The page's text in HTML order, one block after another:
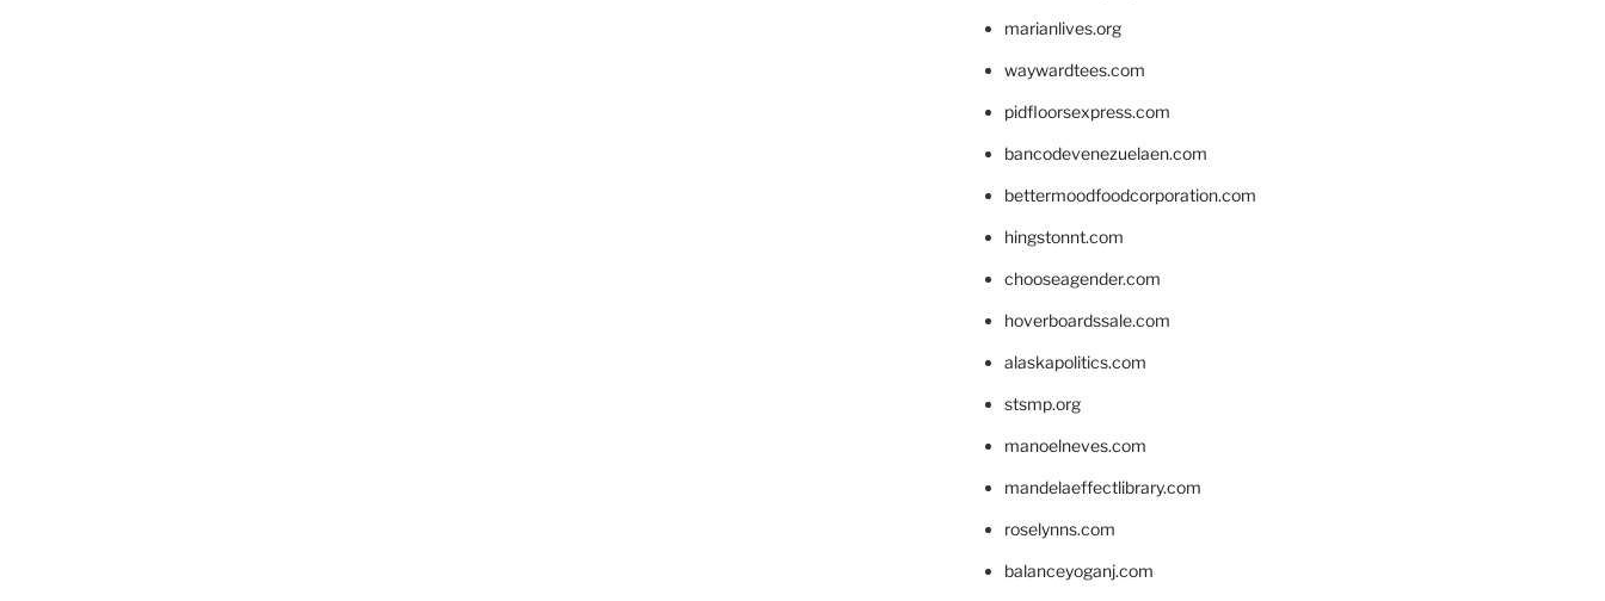
marianlives.org
waywardtees.com
pidfloorsexpress.com
bancodevenezuelaen.com
bettermoodfoodcorporation.com
hingstonnt.com
chooseagender.com
hoverboardssale.com
alaskapolitics.com
stsmp.org
manoelneves.com
mandelaeffectlibrary.com
roselynns.com
balanceyoganj.com